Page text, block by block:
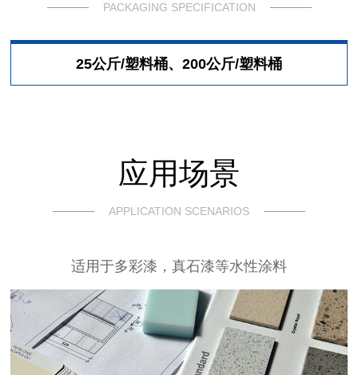
PACKAGING SPECIFICATION
25公斤/塑料桶、200公斤/塑料桶
应用场景
APPLICATION SCENARIOS
适用于多彩漆，真石漆等水性涂料